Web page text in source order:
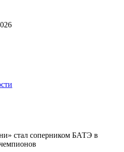
стал соперником БАТЭ в